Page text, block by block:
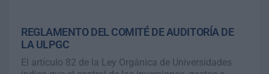
REGLAMENTO DEL COMITÉ DE AUDITORÍA DE
LA ULPGC
El artículo 82 de la Ley Orgánica de Universidades